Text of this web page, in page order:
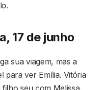
17 de junho
sua viagem, mas a
para ver Emília. Vitória
seu com Melissa.